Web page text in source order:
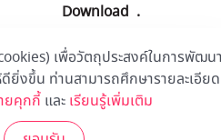
เพื่อวัตถุประสงค์ในการพัฒนา
ยิ่งขึ้น ท่านสามารถศึกษารายละเอียด
ยคุกกี้และ เรียนรู้เพิ่มเติม
Download .